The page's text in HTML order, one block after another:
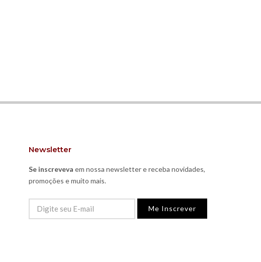
Newsletter
Se inscreveva em nossa newsletter e receba novidades,
promoções e muito mais.
Me Inscrever